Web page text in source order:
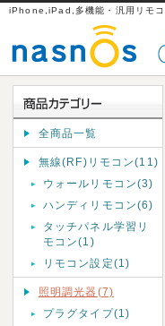
iPhone,iPad,多機能・汎用リモ
全商品一覧
無線(RF)リモコン(11)
ウォールリモコン(3)
ハンディリモコン(6)
タッチパネル学習リ
モコン(1)
リモコン設定(1)
照明調光器(7)
プラグタイプ(1)